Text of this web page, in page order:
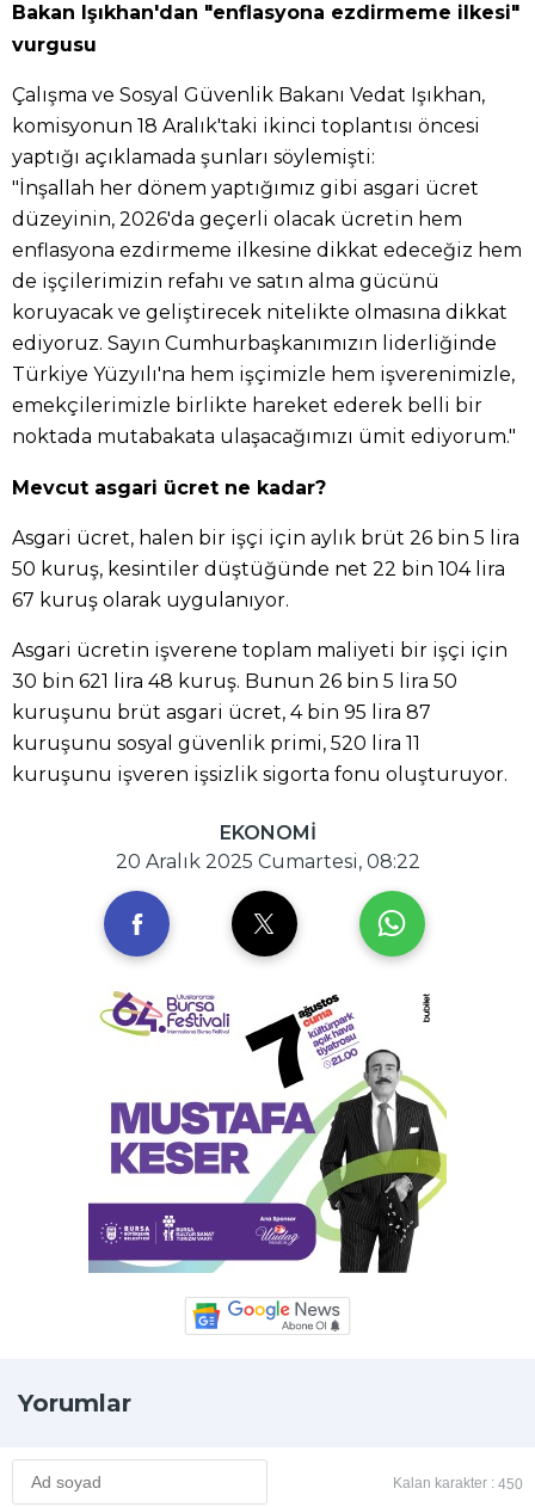
Bakan Işıkhan'dan "enflasyona ezdirmeme ilkesi"
vurgusu
Çalışma ve Sosyal Güvenlik Bakanı Vedat Işıkhan,
komisyonun 18 Aralık'taki ikinci toplantısı öncesi
yaptığı açıklamada şunları söylemişti:
"İnşallah her dönem yaptığımız gibi asgari ücret
düzeyinin, 2026'da geçerli olacak ücretin hem
enflasyona ezdirmeme ilkesine dikkat edeceğiz hem
de işçilerimizin refahı ve satın alma gücünü
koruyacak ve geliştirecek nitelikte olmasına dikkat
ediyoruz. Sayın Cumhurbaşkanımızın liderliğinde
Türkiye Yüzyılı'na hem işçimizle hem işverenimizle,
emekçilerimizle birlikte hareket ederek belli bir
noktada mutabakata ulaşacağımızı ümit ediyorum."
Mevcut asgari ücret ne kadar?
Asgari ücret, halen bir işçi için aylık brüt 26 bin 5 lira
50 kuruş, kesintiler düştüğünde net 22 bin 104 lira
67 kuruş olarak uygulanıyor.
Asgari ücretin işverene toplam maliyeti bir işçi için
30 bin 621 lira 48 kuruş. Bunun 26 bin 5 lira 50
kuruşunu brüt asgari ücret, 4 bin 95 lira 87
kuruşunu sosyal güvenlik primi, 520 lira 11
kuruşunu işveren işsizlik sigorta fonu oluşturuyor.
EKONOMİ
20 Aralık 2025 Cumartesi, 08:22
Yorumlar
Kalan karakter : 450